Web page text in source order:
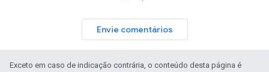
Envie comentários
Exceto em caso de indicação contrária, o conteúdo desta página é